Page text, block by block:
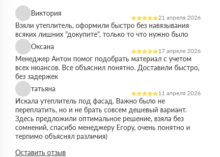
Виктория
21 апреля 2026
Взяли утеплитель, оформили быстро без навязывания
всяких лишних "докупите", только то что нужно было
Оксана
17 апреля 2026
Менеджер Антон помог подобрать материал с учетом
всех нюансов. Все объяснил понятно. Доставили быстро,
без задержек
татьяна
11 апреля 2026
Искала утеплитель под фасад. Важно было не
переплатить, но и не брать совсем дешевый вариант.
Здесь предложили оптимальное решение, взяла без
сомнений, спасибо менеджеру Егору, очень понятно и
терпимо объяснял различия)
Оставить отзыв